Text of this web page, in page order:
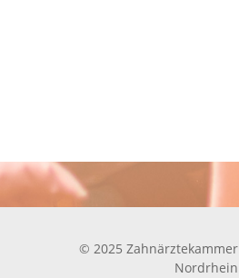
© 2025 Zahnärztekammer
Nordrhein